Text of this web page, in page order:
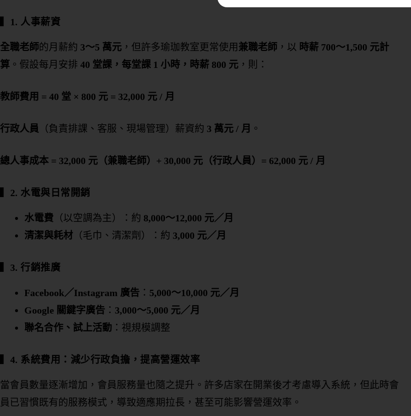
1. 人事薪資
全職老師的月薪約 3～5 萬元 ，但許多瑜珈教室更常使用 兼職老師 ，以 時薪 700～1,500 元計
算 。假設每月安排 40 堂課，每堂課 1 小時，時薪 800 元 ，則：
教師費用 = 40 堂 × 800 元 = 32,000 元 / 月
行政人員 （負責排課、客服、現場管理）薪資約 3 萬元 / 月 。
總人事成本 = 32,000 元（兼職老師）+ 30,000 元（行政人員）= 62,000 元 / 月
2. 水電與日常開銷
水電費 （以空調為主）：約 8,000～12,000 元／月
清潔與耗材 （毛巾、清潔劑）：約 3,000 元／月
3. 行銷推廣
Facebook／Instagram 廣告 ： 5,000～10,000 元／月
Google 關鍵字廣告 ： 3,000～5,000 元／月
聯名合作、試上活動 ：視規模調整
4. 系統費用：減少行政負擔，提高營運效率
當會員數量逐漸增加，會員服務量也隨之提升。許多店家在開業後才考慮導入系統，但此時會
員已習慣既有的服務模式，導致適應期拉長，甚至可能影響營運效率。